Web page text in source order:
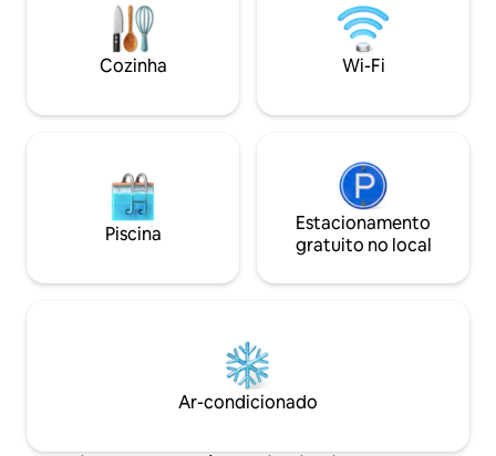
perfeita para encontros de amigos e
familiares. Localizado na rota GRATUITA
de ônibus durante todo o ano, cercado
por trilhas para caminhadas e Mtn.
montanha começa aqui!
frigideiras,
liquidificador,
muito mais!
montanha
jogos de mesa,
Cozinha Wi-Fi
Piscina
Estacionamento
gratuito no local
Ar-condicionado